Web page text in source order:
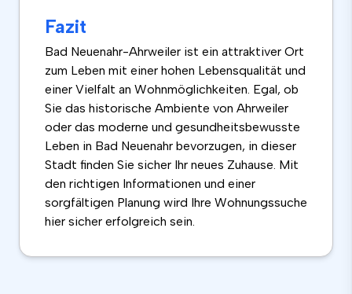
Fazit
Bad Neuenahr-Ahrweiler ist ein attraktiver Ort
zum Leben mit einer hohen Lebensqualität und
einer Vielfalt an Wohnmöglichkeiten. Egal, ob
Sie das historische Ambiente von Ahrweiler
oder das moderne und gesundheitsbewusste
Leben in Bad Neuenahr bevorzugen, in dieser
Stadt finden Sie sicher Ihr neues Zuhause. Mit
den richtigen Informationen und einer
sorgfältigen Planung wird Ihre Wohnungssuche
hier sicher erfolgreich sein.